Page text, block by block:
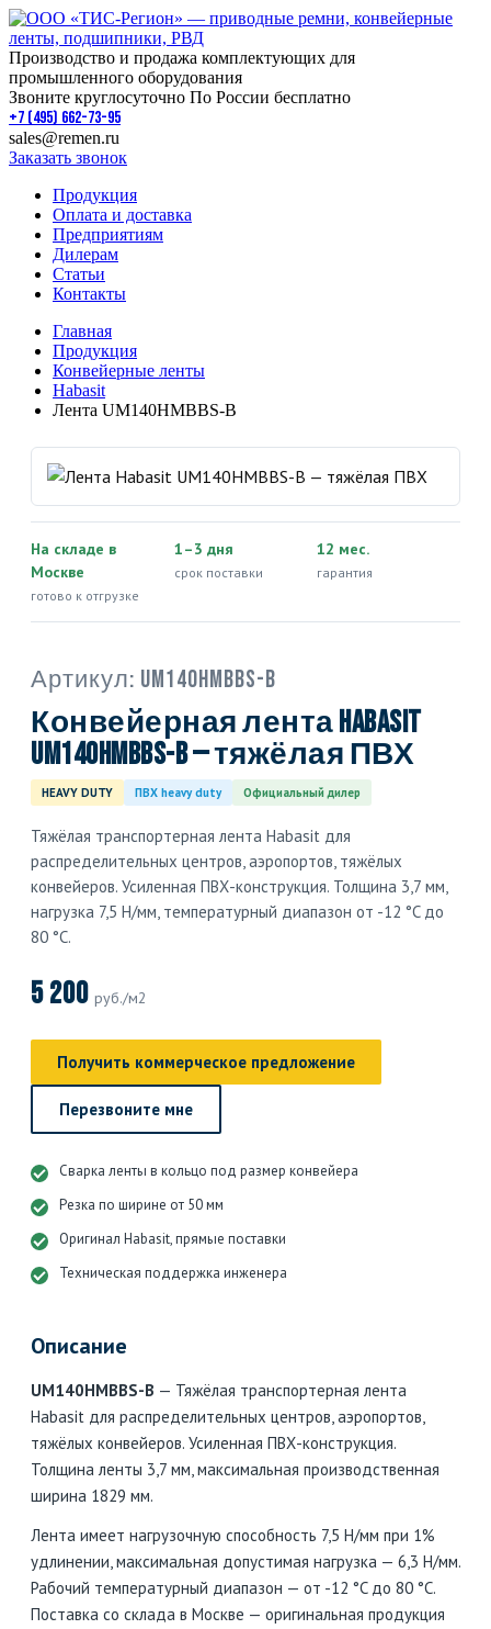
Производство и продажа комплектующих для
промышленного оборудования
Звоните круглосуточно По России бесплатно
+7 (495) 662-73-95
sales@remen.ru
Заказать звонок
Продукция
Оплата и доставка
Предприятиям
Дилерам
Статьи
Контакты
Главная
Продукция
Конвейерные ленты
Habasit
Лента UM140HMBBS-B
На складе в
Москве
готово к отгрузке
1–3 дня
срок поставки
12 мес.
гарантия
Артикул: UM140HMBBS-B
Конвейерная лента Habasit
UM140HMBBS-B — тяжёлая ПВХ
HEAVY DUTY ПВХ heavy duty Официальный дилер
Тяжёлая транспортерная лента Habasit для
распределительных центров, аэропортов, тяжёлых
конвейеров. Усиленная ПВХ-конструкция. Толщина 3,7 мм,
нагрузка 7,5 Н/мм, температурный диапазон от -12 °C до
80 °C.
5 200 руб./м2
Получить коммерческое предложение
Перезвоните мне
Сварка ленты в кольцо под размер конвейера
Резка по ширине от 50 мм
Оригинал Habasit, прямые поставки
Техническая поддержка инженера
Описание
UM140HMBBS-B — Тяжёлая транспортерная лента
Habasit для распределительных центров, аэропортов,
тяжёлых конвейеров. Усиленная ПВХ-конструкция.
Толщина ленты 3,7 мм, максимальная производственная
ширина 1829 мм.
Лента имеет нагрузочную способность 7,5 Н/мм при 1%
удлинении, максимальная допустимая нагрузка — 6,3 Н/мм.
Рабочий температурный диапазон — от -12 °C до 80 °C.
Поставка со склада в Москве — оригинальная продукция